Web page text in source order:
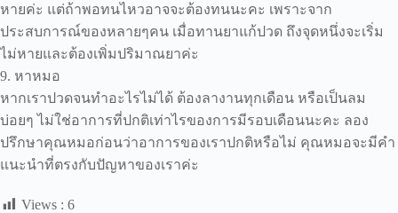
หายค่ะ แต่ถ้าพอทนไหวอาจจะต้องทนนะคะ เพราะจาก
ประสบการณ์ของหลายๆคน เมื่อทานยาแก้ปวด ถึงจุดหนึ่งจะเริ่ม
ไม่หายและต้องเพิ่มปริมาณยาค่ะ
9. หาหมอ
หากเราปวดจนทำอะไรไม่ได้ ต้องลางานทุกเดือน หรือเป็นลม
บ่อยๆ ไม่ใช่อาการที่ปกติเท่าไรของการมีรอบเดือนนะคะ ลอง
ปรึกษาคุณหมอก่อนว่าอาการของเราปกติหรือไม่ คุณหมอจะมีคำ
แนะนำที่ตรงกับปัญหาของเราค่ะ
Views : 6